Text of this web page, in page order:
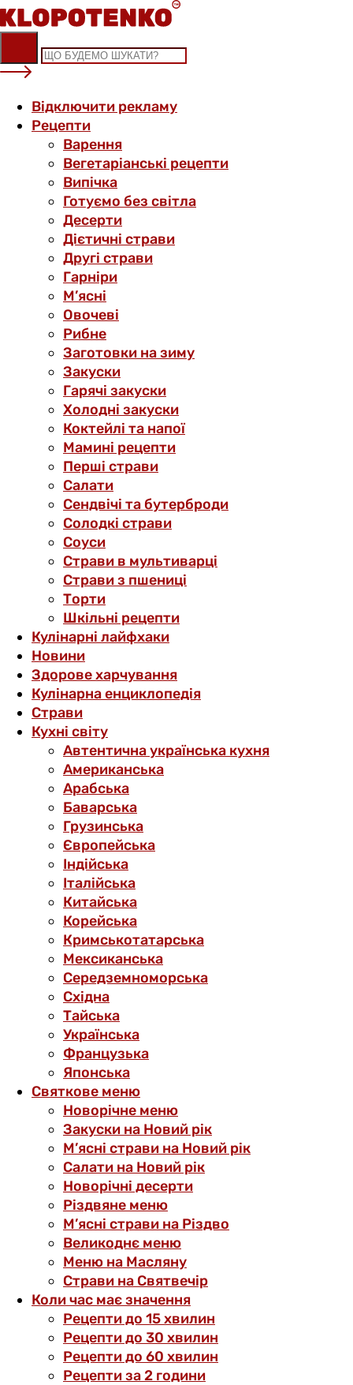
Skip
to
content
Відключити рекламу
Рецепти
Варення
Вегетаріанські рецепти
Випічка
Готуємо без світла
Десерти
Дієтичні страви
Другі страви
Гарніри
М’ясні
Овочеві
Рибне
Заготовки на зиму
Закуски
Гарячі закуски
Холодні закуски
Коктейлі та напої
Мамині рецепти
Перші страви
Салати
Сендвічі та бутерброди
Солодкі страви
Соуси
Страви в мультиварці
Страви з пшениці
Торти
Шкільні рецепти
Кулінарні лайфхаки
Новини
Здорове харчування
Кулінарна енциклопедія
Страви
Кухні світу
Автентична українська кухня
Американська
Арабська
Баварська
Грузинська
Європейська
Індійська
Італійська
Китайська
Корейська
Кримськотатарська
Мексиканська
Середземноморська
Східна
Тайська
Українська
Французька
Японська
Святкове меню
Новорічне меню
Закуски на Новий рік
М’ясні страви на Новий рік
Салати на Новий рік
Новорічні десерти
Різдвяне меню
М’ясні страви на Різдво
Великоднє меню
Меню на Масляну
Страви на Святвечір
Коли час має значення
Рецепти до 15 хвилин
Рецепти до 30 хвилин
Рецепти до 60 хвилин
Рецепти за 2 години